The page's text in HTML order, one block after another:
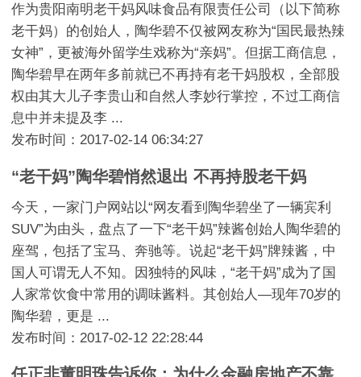
作为贵阳南明老干妈风味食品有限责任公司（以下简称
老干妈）的创始人，陶华碧不仅被网友称为“国民最热辣
女神”，更被海外留学生戏称为“亲妈”。但据工商信息，
陶华碧早在两年多前就已不再持有老干妈股权，全部股
权由其大儿子李贵山和自然人李妙行掌控，不过工商信
息中并未提及李 ...
发布时间：2017-02-14 06:34:27
“老干妈”陶华碧悄然退出 不再持股老干妈
今天，一家门户网站以“网友看到陶华碧坐了一辆宾利
SUV”为由头，盘点了一下“老干妈”辣酱创始人陶华碧的
座驾，包括了宝马、奔驰等。说起“老干妈”牌辣酱，中
国人可谓无人不知。因独特的风味，“老干妈”成为了国
人家常饮食中常用的调味酱料。其创始人—现年70岁的
陶华碧，更是 ...
发布时间：2017-02-12 22:28:44